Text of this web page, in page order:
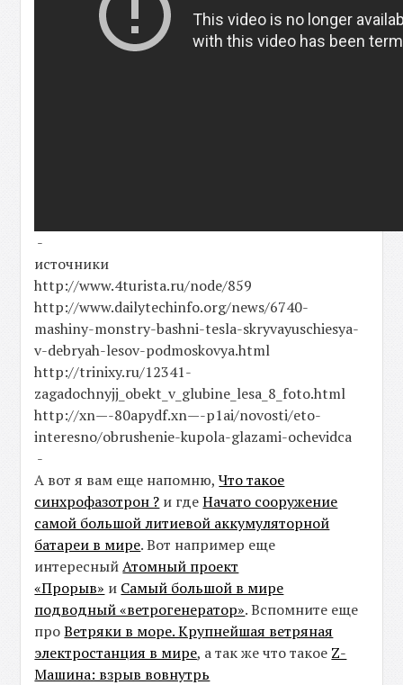
-
источники
http://www.4turista.ru/node/859
http://www.dailytechinfo.org/news/6740-
mashiny-monstry-bashni-tesla-skryvayuschiesya-
v-debryah-lesov-podmoskovya.html
http://trinixy.ru/12341-
zagadochnyjj_obekt_v_glubine_lesa_8_foto.html
http://xn—-80apydf.xn—-p1ai/novosti/eto-
interesno/obrushenie-kupola-glazami-ochevidca
-
А вот я вам еще напомню,Что такое
синхрофазотрон ? и гдеНачато сооружение
самой большой литиевой аккумуляторной
батареи в мире. Вот например еще
интересныйАтомный проект
«Прорыв» и Самый большой в мире
подводный «ветрогенератор». Вспомните еще
проВетряки в море. Крупнейшая ветряная
электростанция в мире, а так же что такое Z-
Машина: взрыв вовнутрь